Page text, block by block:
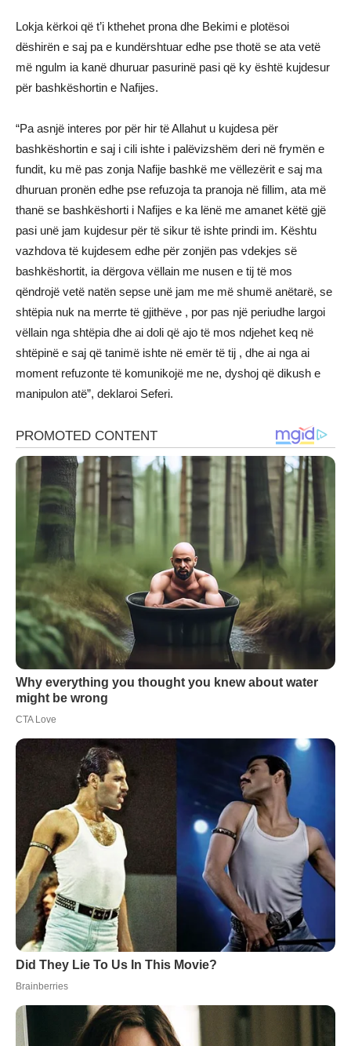
Lokja kërkoi që t’i kthehet prona dhe Bekimi e plotësoi
dëshirën e saj pa e kundërshtuar edhe pse thotë se ata vetë
më ngulm ia kanë dhuruar pasurinë pasi që ky është kujdesur
për bashkëshortin e Nafijes.
“Pa asnjë interes por për hir të Allahut u kujdesa për
bashkëshortin e saj i cili ishte i palëvizshëm deri në frymën e
fundit, ku më pas zonja Nafije bashkë me vëllezërit e saj ma
dhuruan pronën edhe pse refuzoja ta pranoja në fillim, ata më
thanë se bashkëshorti i Nafijes e ka lënë me amanet këtë gjë
pasi unë jam kujdesur për të sikur të ishte prindi im. Kështu
vazhdova të kujdesem edhe për zonjën pas vdekjes së
bashkëshortit, ia dërgova vëllain me nusen e tij të mos
qëndrojë vetë natën sepse unë jam me më shumë anëtarë, se
shtëpia nuk na merrte të gjithëve , por pas një periudhe largoi
vëllain nga shtëpia dhe ai doli që ajo të mos ndjehet keq në
shtëpinë e saj që tanimë ishte në emër të tij , dhe ai nga ai
moment refuzonte të komunikojë me ne, dyshoj që dikush e
manipulon atë”, deklaroi Seferi.